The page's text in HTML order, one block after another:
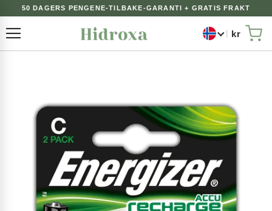
50 DAGERS PENGENE-TILBAKE-GARANTI + GRATIS FRAKT
kr
Min
slutten
bildegalleri